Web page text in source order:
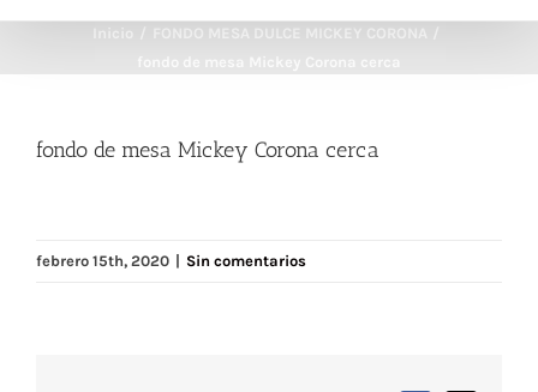
fondo de mesa Mickey Corona cerca
febrero 15th, 2020 | Sin comentarios